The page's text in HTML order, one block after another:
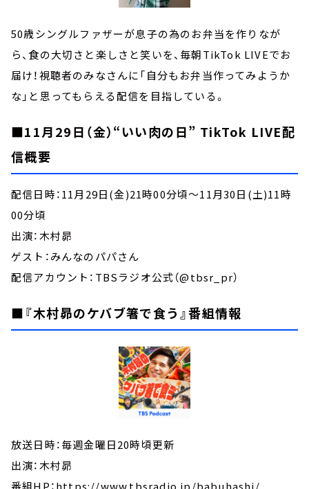
50歳シングルファザーが息子の為のお弁当を作りなが
ら、食の大切さと楽しさと笑いを、毎朝TikTok LIVEでお
届け！視聴者のみなさんに「自分もお弁当作ってみようか
な」と思ってもらえる配信を目指している。
■11月29日（金）“いい肉の日” TikTok LIVE配
信概要
配信日時：11月29日(金)21時00分頃～11月30日(土)11時
00分頃
出演：木村昴
ゲスト：みんなのパパさん
配信アカウント：TBSラジオ公式（@tbsr_pr）
■『木村昴のケバブ箸で食う』番組情報
放送日時：毎週金曜日20時頃更新
出演：木村昴
番組HP：https://www.tbsradio.jp/babuhashi/